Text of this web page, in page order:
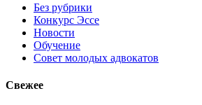
Без рубрики
Конкурс Эссе
Новости
Обучение
Совет молодых адвокатов
Свежее